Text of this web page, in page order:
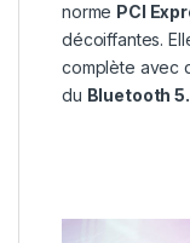
norme PCI
décoiffantes.
complète avec
du Bluetooth